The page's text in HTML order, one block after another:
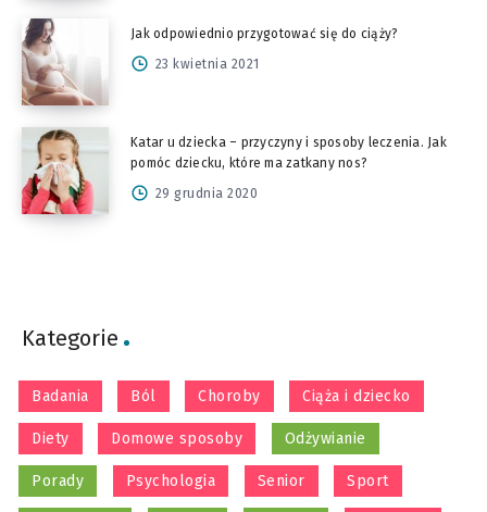
Jak odpowiednio przygotować się do ciąży?
23 kwietnia 2021
Katar u dziecka – przyczyny i sposoby leczenia. Jak
pomóc dziecku, które ma zatkany nos?
29 grudnia 2020
Kategorie
Badania Ból Choroby Ciąża i dziecko
Diety Domowe sposoby Odżywianie
Porady Psychologia Senior Sport